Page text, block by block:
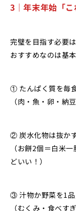
3｜年末年始「
完璧を目指す必要
おすすめなのは基
① たんぱく質を毎
（肉・魚・卵・納
② 炭水化物は抜か
（お餅2個＝白米
どいい！）
③ 汁物か野菜を1品
（むくみ・食べす